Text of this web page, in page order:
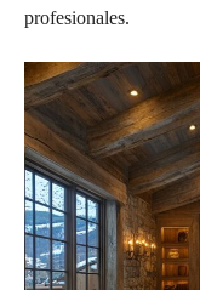
profesionales.